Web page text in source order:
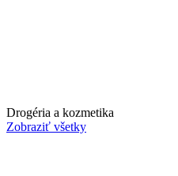
Drogéria a kozmetika
Zobraziť všetky